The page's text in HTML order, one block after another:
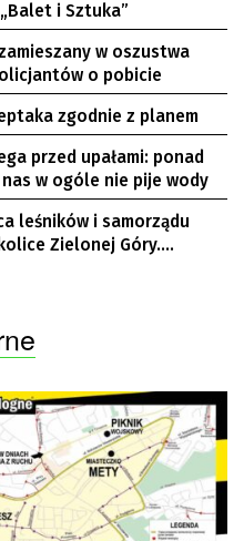
i Sztuka”
w oszustwa
o pobicie
zgodnie z planem
przed upałami: ponad
w ogóle nie pije wody
leśników i samorządu
Zielonej Góry.